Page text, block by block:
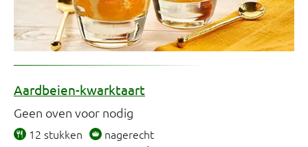
Aardbeien-kwarktaart
Geen oven voor nodig
12 stukken
nagerecht